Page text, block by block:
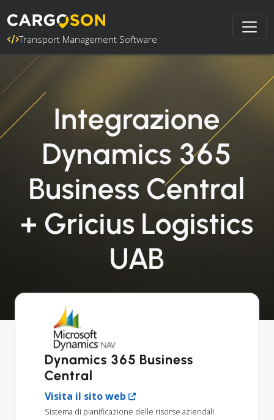
Transport Management Software
Integrazione
Dynamics 365
Business Central
+ Gricius Logistics
UAB
Dynamics 365 Business
Central
Visita il sito web
Sistema di pianificazione delle risorse aziendali